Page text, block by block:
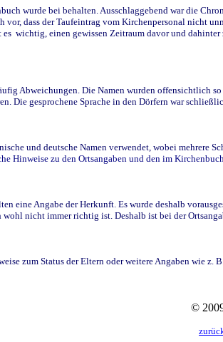
wurde bei behalten. Ausschlaggebend war die
vor, dass der Taufeintrag vom Kirchenpersonal nicht
wichtig, einen gewissen Zeitraum davor und
Abweichungen. Die Namen wurden offensichtlich
Die gesprochene Sprache in den Dörfern war
und deutsche Namen verwendet, wobei mehrere
Hinweise zu den Ortsangaben und den im
eine Angabe der Herkunft. Es wurde deshalb
nicht immer richtig ist. Deshalb ist bei der
zum Status der Eltern oder weitere Angaben wie z.
©